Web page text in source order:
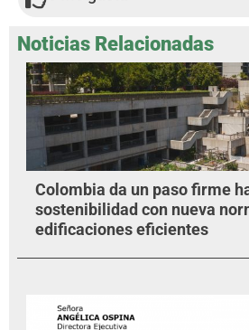
Noticias Relacionadas
Colombia da un paso firme
sostenibilidad con nueva
edificaciones eficientes